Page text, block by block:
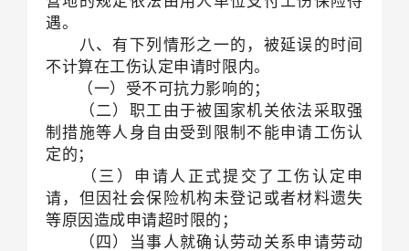
遇。
八、有下列情形之一的，被延误的时间
不计算在工伤认定申请时限内。
（一）受不可抗力影响的；
（二）职工由于被国家机关依法采取强
制措施等人身自由受到限制不能申请工伤认
定的；
（三）申请人正式提交了工伤认定申
请，但因社会保险机构未登记或者材料遗失
等原因造成申请超时限的；
（四）当事人就确认劳动关系申请劳动